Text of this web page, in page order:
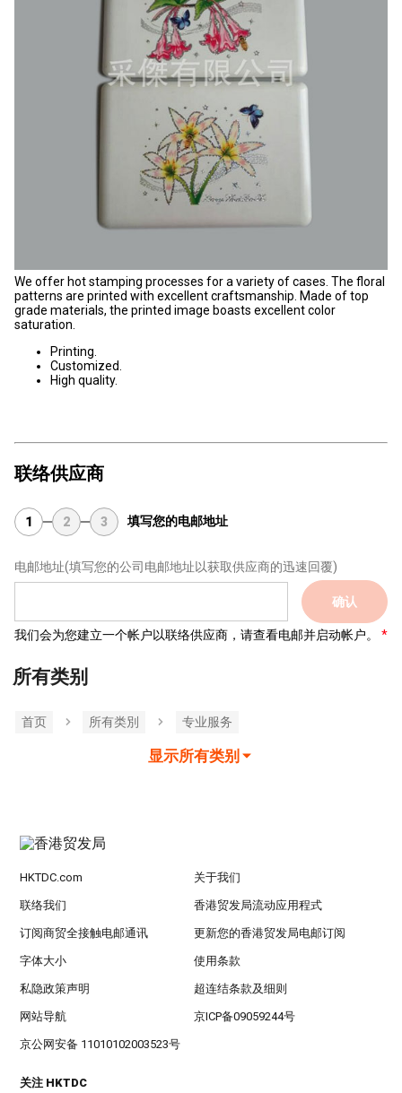
We offer hot stamping processes for a variety of cases. The floral
patterns are printed with excellent craftsmanship. Made of top
grade materials, the printed image boasts excellent color
saturation.
Printing.
Customized.
High quality.
联络供应商
1 2 3 填写您的电邮地址
电邮地址(填写您的公司电邮地址以获取供应商的迅速回覆)
确认
我们会为您建立一个帐户以联络供应商，请查看电邮并启动帐户。
所有类别
首页 所有类別 专业服务
显示所有类别
HKTDC.com 关于我们
联络我们 香港贸发局流动应用程式
订阅商贸全接触电邮通讯 更新您的香港贸发局电邮订阅
字体大小 使用条款
私隐政策声明 超连结条款及细则
网站导航 京ICP备09059244号
京公网安备 11010102003523号
关注 HKTDC